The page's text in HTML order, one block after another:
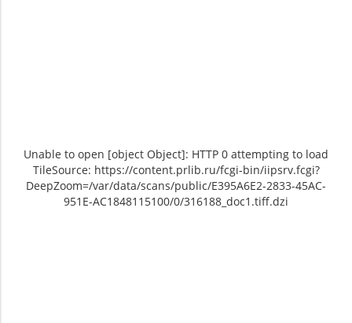
Unable to open [object Object]: HTTP 0 attempting to load
TileSource: https://content.prlib.ru/fcgi-bin/iipsrv.fcgi?
DeepZoom=/var/data/scans/public/E395A6E2-2833-45AC-
951E-AC1848115100/0/316188_doc1.tiff.dzi